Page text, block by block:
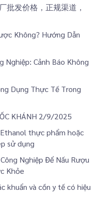
批发价格，正规渠道，
Không? Hướng Dẫn
Nghiệp: Cảnh Báo Không
Dụng Thực Tế Trong
KHÁNH 2/9/2025
thực phẩm hoặc
sử dụng
Nghiệp Để Nấu Rượu
Khỏe
khuẩn và cồn y tế có hiệu